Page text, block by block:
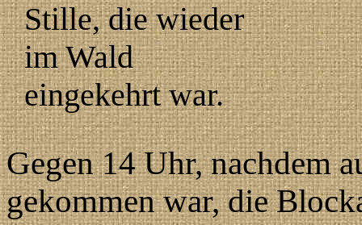
Stille, die wieder
im Wald
eingekehrt war.
Gegen 14 Uhr, nachdem
gekommen war, die